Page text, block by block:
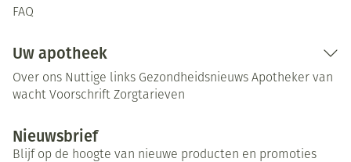
FAQ
Uw apotheek
Over ons Nuttige links Gezondheidsnieuws Apotheker van
wacht Voorschrift Zorgtarieven
Nieuwsbrief
Blijf op de hoogte van nieuwe producten en promoties